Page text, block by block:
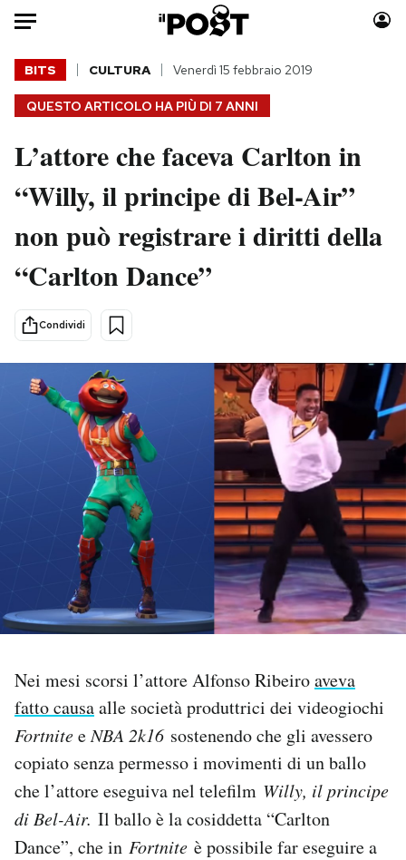
Auto
HOME
Italia
Politica
Tecnologia
Internet
Scienza
Cultura
Economia
Sport
Moda
Consumismi
Storie/Idee
Mondiali calcio 2026
PODCAST
NEWSLETTER
I MIEI PREFERITI
SHOP
CALENDARIO
AREA PERSONALE
Notifiche mobile
Regala il Post
QUESTO ARTICOLO HA PIÙ DI 7 ANNI
BITS CULTURA Venerdì 15 febbraio 2019
L’attore che faceva Carlton in
“Willy, il principe di Bel-Air”
non può registrare i diritti della
“Carlton Dance”
Condividi
Nei mesi scorsi l’attore Alfonso Ribeiroaveva
fatto causaalle società produttrici dei videogiochi
FortniteeNBA 2k16 sostenendo che gli avessero
copiato senza permesso i movimenti di un ballo
che l’attore eseguiva nel telefilm Willy, il principe
di Bel-Air. Il ballo è la cosiddetta “Carlton
Dance”, che in Fortnite è possibile far eseguire a